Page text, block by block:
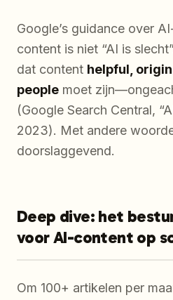
Google’s guidance over
content is niet “AI is
dat content helpful,
people moet
(Google Search Central,
2023). Met andere
doorslaggevend.
Deep dive: het
voor AI-content op
Om 100+ artikelen per